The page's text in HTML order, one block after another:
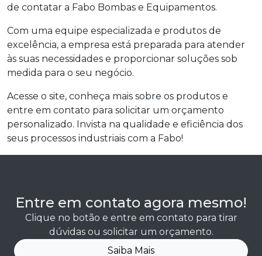
de contatar a Fabo Bombas e Equipamentos.
Com uma equipe especializada e produtos de
excelência, a empresa está preparada para atender
às suas necessidades e proporcionar soluções sob
medida para o seu negócio.
Acesse o site, conheça mais sobre os produtos e
entre em contato para solicitar um orçamento
personalizado. Invista na qualidade e eficiência dos
seus processos industriais com a Fabo!
Entre em contato agora mesmo!
Clique no botão e entre em contato para tirar
dúvidas ou solicitar um orçamento.
Saiba Mais